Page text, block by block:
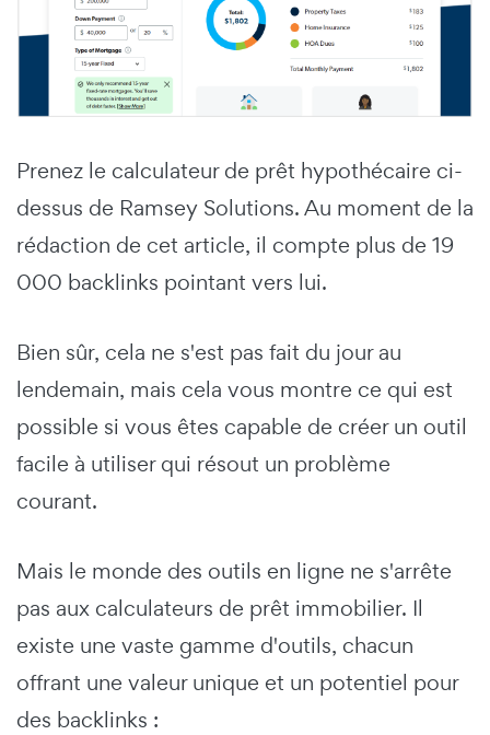
Prenez le calculateur de prêt hypothécaire ci-
dessus de Ramsey Solutions. Au moment de la
rédaction de cet article, il compte plus de 19
000 backlinks pointant vers lui.
Bien sûr, cela ne s'est pas fait du jour au
lendemain, mais cela vous montre ce qui est
possible si vous êtes capable de créer un outil
facile à utiliser qui résout un problème
courant.
Mais le monde des outils en ligne ne s'arrête
pas aux calculateurs de prêt immobilier. Il
existe une vaste gamme d'outils, chacun
offrant une valeur unique et un potentiel pour
des backlinks :